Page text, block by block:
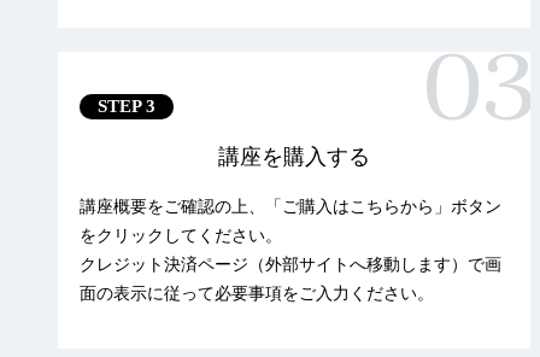
STEP 3
講座を購入する
講座概要をご確認の上、「ご購入はこちらから」ボタン
をクリックしてください。
クレジット決済ページ（外部サイトへ移動します）で画
面の表示に従って必要事項をご入力ください。